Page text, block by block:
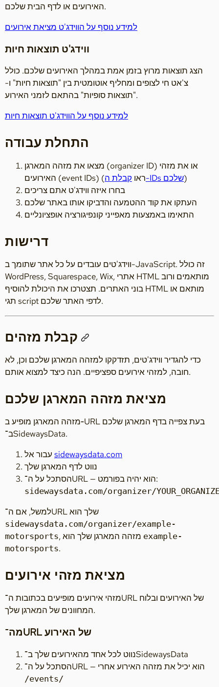
האירועים או לדף הבית שלכם.
למידע נוסף על הווידג'ט מציאת אירועים
ווידג'ט תוצאות חיות
הצג תוצאות מרוץ בזמן אמת במהלך האירועים שלכם. כולל
צ'אט חי לצופים ומחליף אוטומטית בין "תוצאות חיות" ו-
"תוצאות סופיות" בהתאם לזמני האירוע.
למידע נוסף על הווידג'ט תוצאות חיות
התחלת עבודה
מצאו את מזהה המארגן (organizer ID) או את מזהי
האירועים (event IDs) (ראו
קבלת ה-IDs שלכם)
בחרו איזה ווידג'ט אתם צריכים
העתקו את קוד ההטמעה והדביקו אותו באתר שלכם
התאימו באמצעות מאפייני קונפיגורציה אופציונליים
דרישות
ווידג'טים עובדים על כל אתר שתומך ב-JavaScript. זה כולל
WordPress, Squarespace, Wix, אתרי HTML מותאמים ורוב
בוני האתרים. תצטרכו את היכולת להוסיף HTML מותאם או
תגי script לדפי האתר שלכם.
כדי להגדיר ווידג'טים, תזדקקו למזהה המארגן שלכם וכן, לא
חובה, למזהי אירועים ספציפיים. הנה כיצד למצוא אותם.
מציאת מזהה המארגן שלכם
מזהה המארגן מופיע ב‑URL בעת צפייה בדף המארגן שלכם
ב־SidewaysData.
sidewaysdata.com
נווט לדף המארגן שלך
הסתכל על ה־URL — הוא יהיה בפורמט:
sidewaysdata.com/organizer/
למשל, אם ה־URL שלך הוא
sidewaysdata.com/organizer/example-
motorsports
example-
motorsports.
מציאת מזהי אירועים
מזהי אירועים מופיעים בכתובות ה־URL של האירועים ובלוח
המחוונים של המארגן שלך.
מה־URL של האירוע
נווט לכל אחד מהאירועים שלך ב־SidewaysData
הסתכל על ה־URL — הוא יכיל את מזהה האירוע אחרי
/events/